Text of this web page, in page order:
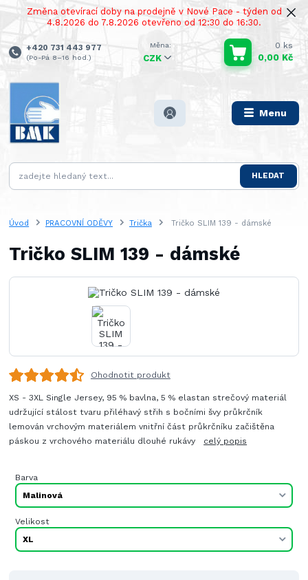
Změna otevírací doby na prodejně v Nové Pace - týden od
4.8.2026 do 7.8.2026 otevřeno od 12:30 do 16:30.
Menu
CZK
HLEDAT
+420 731 443 977
(Po-Pá 8–16 hod.)
0 ks
0,00 Kč
Úvod PRACOVNÍ ODĚVY Trička Tričko SLIM 139 - dámské
Tričko SLIM 139 - dámské
Ohodnotit produkt
XS - 3XL Single Jersey, 95 % bavlna, 5 % elastan strečový materiál
udržující stálost tvaru přiléhavý střih s bočními švy průkrčník
lemován vrchovým materiálem vnitřní část průkrčníku začištěna
páskou z vrchového materiálu dlouhé rukávy celý popis
Barva
Velikost